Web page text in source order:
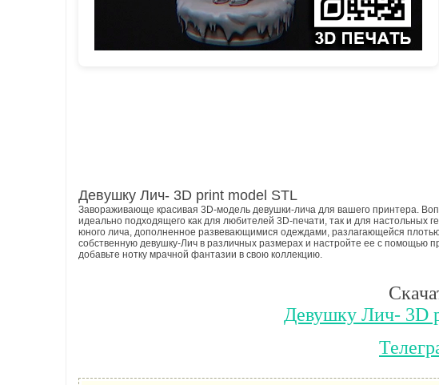
Девушку Лич- 3D print model STL
Завораживающе красивая 3D-модель девушки-лича для вашего принтера.
идеально подходящего как для любителей 3D-печати, так и для настольных
юного лича, дополненное развевающимися одеждами, разлагающейся
собственную девушку-Лич в различных размерах и настройте ее с помощью
добавьте нотку мрачной фантазии в свою коллекцию.
Девушку Лич- 3D